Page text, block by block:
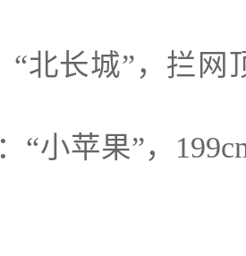
“北长城”，拦
“小苹果”，